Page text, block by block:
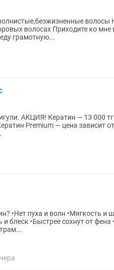
волосы
волосах Приходите ко мне
грамотную...
длина) Ботокс для волос —
•Нет спутывания